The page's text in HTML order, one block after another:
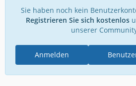
Sie haben noch kein
Registrieren Sie sich kostenlos
unserer
Anmelden